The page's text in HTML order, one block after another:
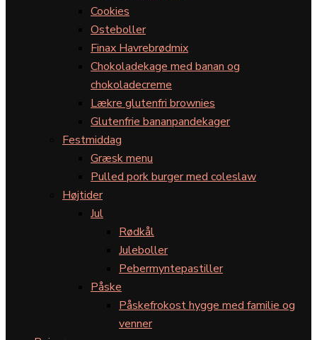
Cookies
Osteboller
Finax Havrebrødmix
Chokoladekage med banan og
chokoladecreme
Lækre glutenfri brownies
Glutenfrie bananpandekager
Festmiddag
Græsk menu
Pulled pork burger med coleslaw
Højtider
Jul
Rødkål
Juleboller
Pebermyntepastiller
Påske
Påskefrokost hygge med familie og
venner